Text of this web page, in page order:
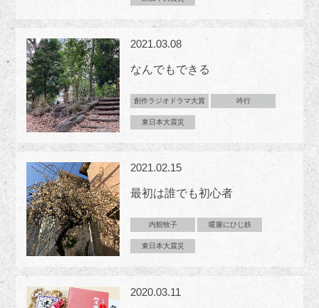
2021.03.08
なんでもできる
創作ラジオドラマ大賞 吟行
東日本大震災
2021.02.15
最初は誰でも初心者
内館牧子 暖簾にひじ鉄
東日本大震災
2020.03.11